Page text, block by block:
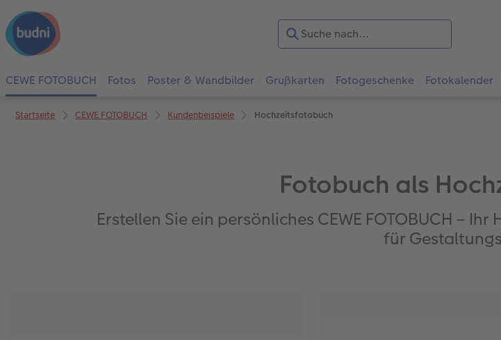
CEWE FOTOBUCH Fotos Poster & Wandbilder Grußkarten Fotogeschenke Fotokalender
Startseite CEWE FOTOBUCH Kundenbeispiele Hochzeitsfotobuch
Fotobuch als
Erstellen Sie ein persönliches CEWE FOTOBUCH –
für